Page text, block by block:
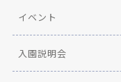
イベント
入園説明会